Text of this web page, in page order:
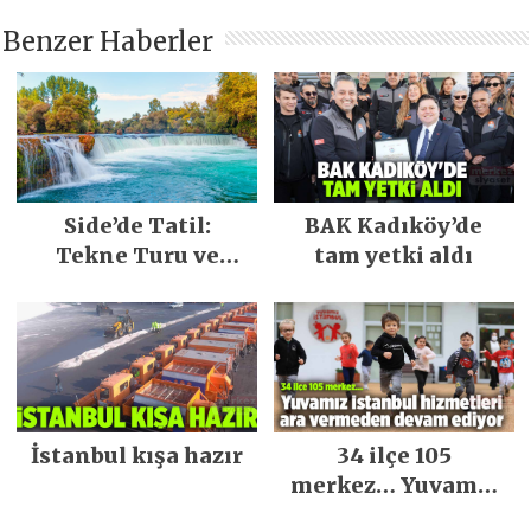
Benzer Haberler
Side’de Tatil:
Tekne Turu ve
BAK Kadıköy’de
tam yetki aldı
İstanbul kışa hazır
34 ilçe 105
merkez… Yuvamız